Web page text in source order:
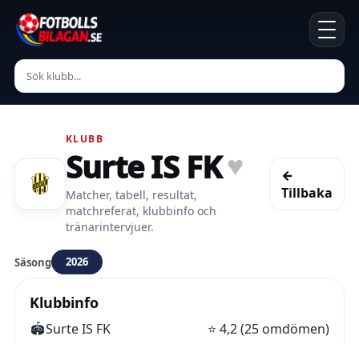
KLUBB
Surte IS FK ♥
Matcher, tabell, resultat,
matchreferat, klubbinfo och
tränarintervjuer.
←
Tillbaka
Säsong 2026
Klubbinfo
🏟️Surte IS FK ⭐ 4,2 (25 omdömen)